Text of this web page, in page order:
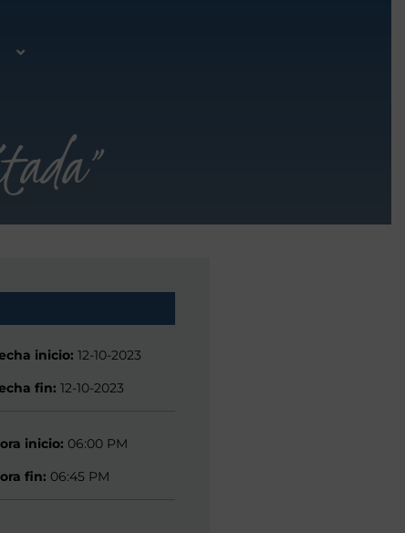
inicio: 12-10-2023
fin: 12-10-2023
inicio: 06:00 PM
fin: 06:45 PM